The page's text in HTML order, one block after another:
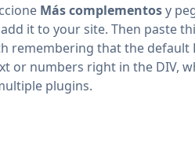
Más complementosy
it to your site. Then paste
remembering that the default
or numbers right in the DIV,
plugins.